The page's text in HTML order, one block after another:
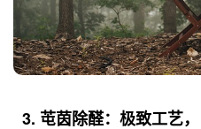
3. 芚茵除醛：极致工艺